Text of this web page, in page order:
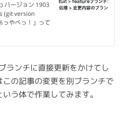
バージョン 1903
(git version
っやべっ！」って
ランチに直接更新をかけてし
この記事の変更を別ブランチで
う体で作業してみます。